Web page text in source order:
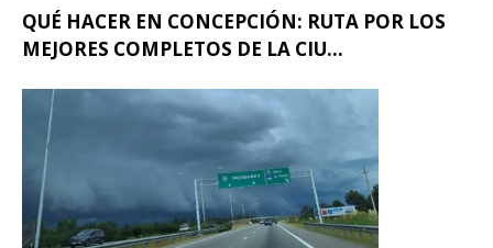
QUÉ HACER EN CONCEPCIÓN: RUTA POR LOS
MEJORES COMPLETOS DE LA CIU...